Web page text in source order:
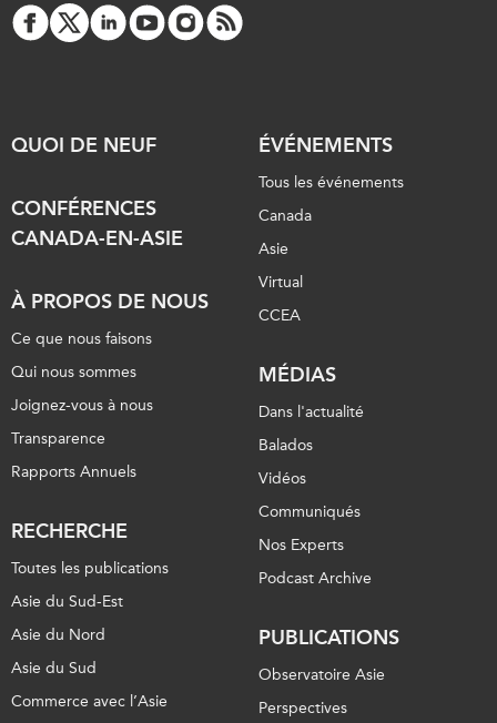
QUOI DE NEUF
CONFÉRENCES
CANADA-EN-ASIE
À PROPOS DE NOUS
Ce que nous faisons
Qui nous sommes
Joignez-vous à nous
Transparence
Rapports Annuels
RECHERCHE
Toutes les publications
Asie du Sud-Est
Asie du Nord
Asie du Sud
Commerce avec l’Asie
ÉVÉNEMENTS
Tous les événements
Canada
Asie
Virtual
CCEA
MÉDIAS
Dans l'actualité
Balados
Vidéos
Communiqués
Nos Experts
Podcast Archive
PUBLICATIONS
Observatoire Asie
Perspectives